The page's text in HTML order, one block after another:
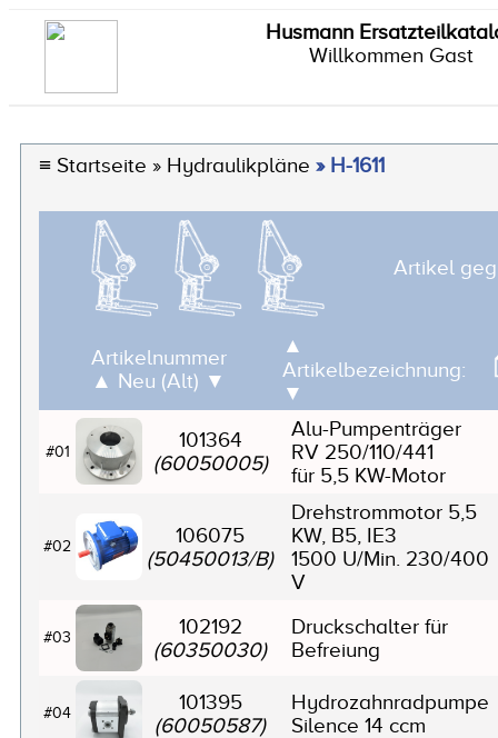
Husmann
Willkommen Gast
≡ Startseite » Hydraulikpläne » H-1611
Artikel
Artikelnummer
▲ Neu (Alt) ▼
▲
Artikelbezeichnung:
▼
#01
101364
(60050005)
Alu-Pumpenträger
RV 250/110/441
für 5,5 KW-Motor
#02
106075
(50450013/B)
Drehstrommotor 5,5
KW, B5, IE3
1500 U/Min. 230/400
V
#03
102192
(60350030)
Druckschalter für
Befreiung
#04
101395
(60050587)
Hydrozahnradpumpe
Silence 14 ccm